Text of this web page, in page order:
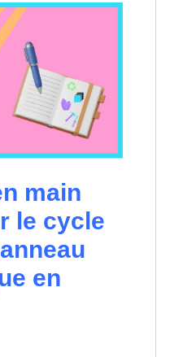
main
le cycle
en